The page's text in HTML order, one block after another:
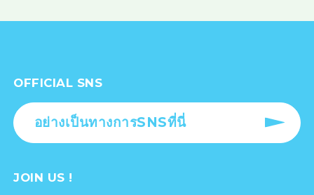
OFFICIAL SNS
อย่างเป็นทางการSNSที่นี่
JOIN US !